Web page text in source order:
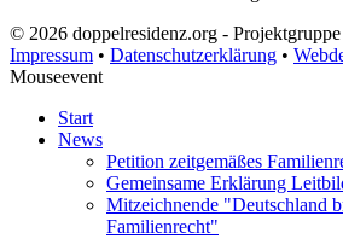
© 2026 doppelresidenz.org -
Impressum • Datenschutzerklärung •
Mouseevent
Start
News
Petition zeitgemäßes
Gemeinsame Erklärung
Mitzeichnende "Deutschland
Familienrecht"